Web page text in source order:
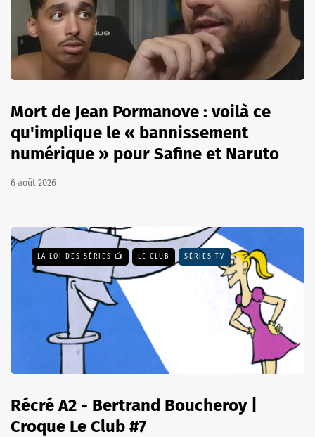
Mort de Jean Pormanove : voilà ce
qu'implique le « bannissement
numérique » pour Safine et Naruto
6 août 2026
LA LOI DES SÉRIES 📺 LE CLUB SÉRIES TV
Récré A2 - Bertrand Boucheroy |
Croque Le Club #7